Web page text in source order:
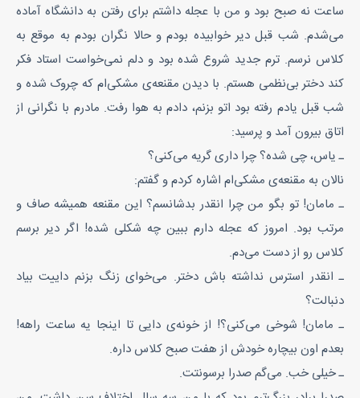
ساعت نه صبح بود و من با عجله داشتم برای رفتن به دانشگاه آماده
می‌‌شدم. شب قبل دیر خوابیده بودم و حالا نگران بودم به موقع به
کلاس نرسم. ترم جدید شروع شده بود و دلم نمی‌‌خواست استاد فکر
کند دختر بی‌‌نظمی هستم. با دیدن مقنعه‌‌ی مشکی‌‌ام که چروک شده و
شب قبل یادم رفته بود اتو بزنم، دادم به هوا رفت. مادرم با نگرانی از
اتاق بیرون آمد و پرسید:
ـ یاس، چی شده؟ چرا داری گریه می‌‌کنی؟
نالان به مقنعه‌‌ی مشکی‌‌ام اشاره کردم و گفتم:
ـ مامان! تو بگو من چرا انقدر بدشانسم؟ این مقنعه همیشه صاف و
مرتب بود. امروز که عجله دارم ببین چه شکلی شده! اگر دیر برسم
کلاس رو از دست می‌‌دم.
ـ انقدر استرس نداشته باش دختر. می‌‌خوای زنگ بزنم داییت بیاد
دنبالت؟
ـ مامان! شوخی می‌‌کنی؟! از خونه‌‌ی دایی تا اینجا یه ساعت راهه!
بعدم اون بیچاره خودش از هفت صبح کلاس داره.
ـ خیلی خب. می‌‌گم صدرا برسونتت.